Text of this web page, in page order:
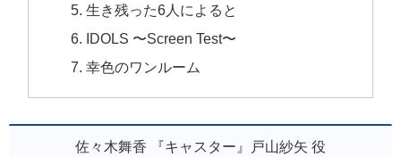
生き残った6人によると
IDOLS 〜Screen Test〜
幸色のワンルーム
佐々木舞香 『キャスター』戸山紗矢 役